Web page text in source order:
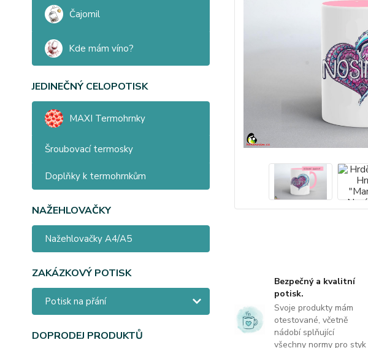
Čajomil
Kde mám víno?
JEDINEČNÝ CELOPOTISK
MAXI Termohrnky
Šroubovací termosky
Doplňky k termohrnkům
NAŽEHLOVAČKY
Nažehlovačky A4/A5
ZAKÁZKOVÝ POTISK
Potisk na přání
DOPRODEJ PRODUKTŮ
Bezpečný a kvalitní
potisk.
Svoje produkty mám
otestované, včetně
nádobí splňující
všechny normy pro styk